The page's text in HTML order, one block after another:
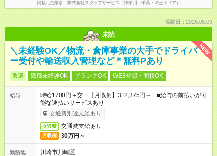
掲載元企業名 株式会社スタッフサービス（神奈川・千葉・埼玉エリア）
掲載日：2026.08.09
未読
NEW
＼未経験OK／物流・倉庫事業の大手でドライバ
ー受付や輸送収入管理など＊無料Pあり
派遣 職種未経験OK ブランクOK WEB登録・面接OK
給与
時給1700円＋交 【月収例】312,375円～ ■給与の前払いが可
能な速払いサービスあり
交通費別途支給あり
交通費 交通費支給あり
月収例 30万円～
勤務地
川崎市川崎区